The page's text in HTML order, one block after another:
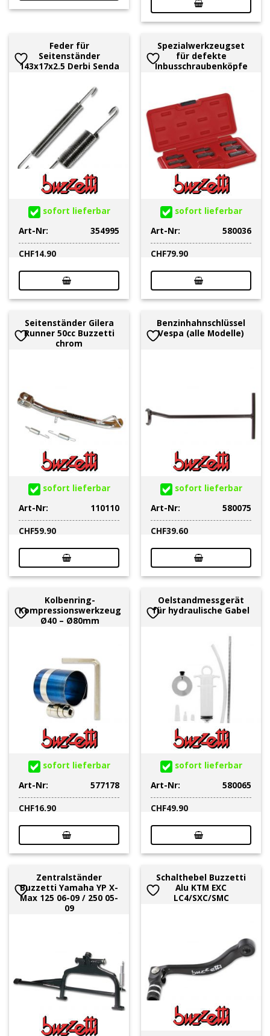
Feder für
Seitenständer
143x17x2.5 Derbi Senda
sofort lieferbar
Art-Nr:
354995
CHF14.90
Spezialwerkzeugset
für defekte
Inbusschraubenköpfe
sofort lieferbar
Art-Nr:
580036
CHF79.90
Seitenständer Gilera
Runner 50cc Buzzetti
chrom
sofort lieferbar
Art-Nr:
110110
CHF59.90
Benzinhahnschlüssel
Vespa (alle Modelle)
sofort lieferbar
Art-Nr:
580075
CHF39.60
Kolbenring-
Kompressionswerkzeug
Ø40 – Ø80mm
sofort lieferbar
Art-Nr:
577178
CHF16.90
Oelstandmessgerät
für hydraulische Gabel
sofort lieferbar
Art-Nr:
580065
CHF49.90
Zentralständer
Buzzetti Yamaha YP X-
Max 125 06-09 / 250 05-
09
Schalthebel Buzzetti
Alu KTM EXC
LC4/SXC/SMC